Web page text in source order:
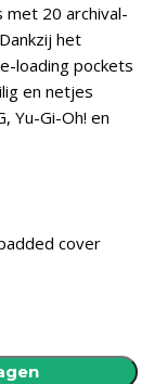
20 archival-
het
loading pockets
en netjes
Yu-Gi-Oh! en
cover